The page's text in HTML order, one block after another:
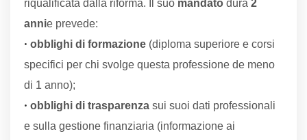
riqualificata dalla riforma. Il suo mandato dura 2
annie prevede:
• obblighi di formazione (diploma superiore e corsi
specifici per chi svolge questa professione de meno
di 1 anno);
• obblighi di trasparenza sui suoi dati professionali
e sulla gestione finanziaria (informazione ai